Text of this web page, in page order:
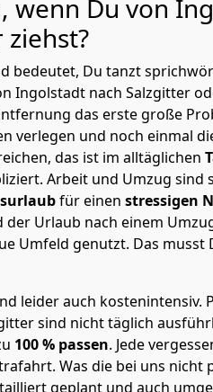
wenn Du von
ziehst?
bedeutet, Du tanzt
Ingolstadt nach Salzgitter
das erste große
verlegen und noch einmal
das ist im alltäglichen
Arbeit und Umzug sind
für einen stressigen
der Urlaub nach einem
Umfeld genutzt. Das musst
leider auch kostenintensiv.
sind nicht täglich
100 % passen. Jede
Was die bei uns nicht
geplant und auch